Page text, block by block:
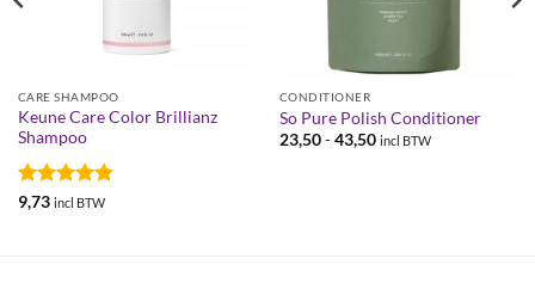
CARE SHAMPOO
Keune Care Color Brillianz
Shampoo
Gewaardeerd
9,73 incl BTW
CONDITIONER
So Pure Polish Conditioner
23,50 - 43,50Prijsklasse:
incl BTW